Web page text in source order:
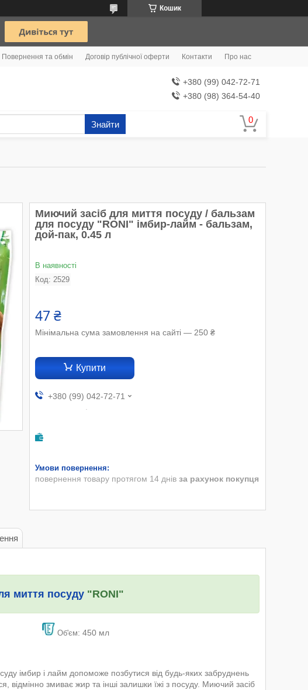
Кошик
Повернення та обмін Договір публічної оферти Контакти Про нас
+380 (99) 042-72-71
+380 (98) 364-54-40
Знайти
Миючий засіб для миття посуду / бальзам
для посуду "RONI" імбир-лайм - бальзам,
дой-пак, 0.45 л
В наявності
Код: 2529
47 ₴
Мінімальна сума замовлення на сайті — 250 ₴
Купити
+380 (99) 042-72-71
повернення товару протягом 14 днів за рахунок покупця
миття посуду"RONI"
Об'єм: 450 мл
імбир і лайм допоможе позбутися від будь-яких забруднень
відмінно змиває жир та інші залишки їжі з посуду. Миючий засіб